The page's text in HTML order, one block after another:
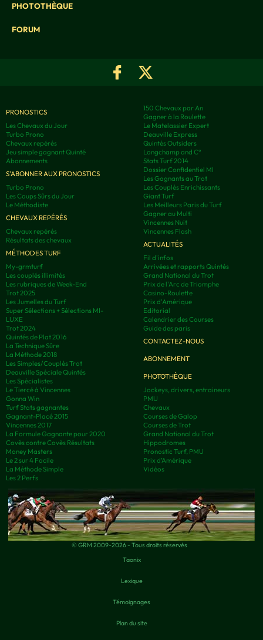
PHOTOTHÈQUE
FORUM
PRONOSTICS
Les Chevaux du Jour
Turbo Prono
Chevaux repérés
Jeu simple gagnant Quinté
Abonnements
S'ABONNER AUX PRONOSTICS
Turbo Prono
Les Coups Sûrs du Jour
Le Méthodiste
CHEVAUX REPÉRÉS
Chevaux repérés
Résultats des chevaux
MÉTHODES TURF
My-grmturf
Les couplés illimités
Les rubriques de Week-End
Trot 2025
Les Jumelles du Turf
Super Sélections + Sélections MI-
LUXE
Trot 2024
Quintés de Plat 2016
La Technique Sûre
La Méthode 2018
Les Simples/Couplés Trot
Deauville Spéciale Quintés
Les Spécialistes
Le Tiercé à Vincennes
Gonna Win
Turf Stats gagnantes
Gagnant-Placé 2015
Vincennes 2017
La Formule Gagnante pour 2020
Covès contre Covès Résultats
Money Masters
Le 2 sur 4 Facile
La Méthode Simple
Les 2 Perfs
150 Chevaux par An
Gagner à la Roulette
Le Matelassier Expert
Deauville Express
Quintés Outsiders
Longchamp and C°
Stats Turf 2014
Dossier Confidentiel MI
Les Gagnants au Trot
Les Couplés Enrichissants
Giant Turf
Les Meilleurs Paris du Turf
Gagner au Multi
Vincennes Nuit
Vincennes Flash
ACTUALITÉS
Fil d'infos
Arrivées et rapports Quintés
Grand National du Trot
Prix de l'Arc de Triomphe
Casino-Roulette
Prix d'Amérique
Editorial
Calendrier des Courses
Guide des paris
CONTACTEZ-NOUS
ABONNEMENT
PHOTOTHÈQUE
Jockeys, drivers, entraineurs
PMU
Chevaux
Courses de Galop
Courses de Trot
Grand National du Trot
Hippodromes
Pronostic Turf, PMU
Prix d’Amérique
Vidéos
© GRM 2009-2026 - Tous droits réservés
Taonix
Lexique
Témoignages
Plan du site